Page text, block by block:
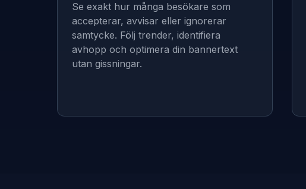
Se exakt hur många besökare som
accepterar, avvisar eller ignorerar
samtycke. Följ trender, identifiera
avhopp och optimera din bannertext
utan gissningar.